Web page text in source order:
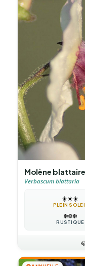
Molène blattaire
Verbascum blattaria
☀️☀️☀️
PLEIN
❄️❄️❄️
RUSTIQUE